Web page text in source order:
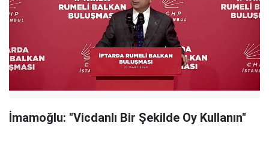
İmamoğlu: "Vicdanlı Bir Şekilde Oy Kullanın"